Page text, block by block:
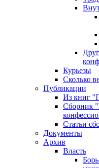
Курьезы
Сколько
Публикации
Из книг
Сборник
Статьи
Документы
Архив
Власть